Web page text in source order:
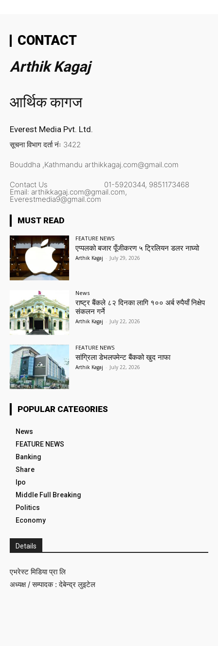
CONTACT
Arthik Kagaj
आर्थिक कागज
Everest Media Pvt. Ltd.
सूचना विभाग दर्ता नंः 3422
Bouddha ,Kathmandu arthikkagaj.com@gmail.com
Contact Us 01-5920344, 9851173468
Email: arthikkagaj.com@gmail.com,
Everestmedia9@gmail.com
MUST READ
FEATURE NEWS
एप्पलको बजार पूँजीकरण ५ ट्रिलियन डलर नाघ्यो
Arthik Kagaj - July 29, 2026
News
राष्ट्र बैंकले ८२ दिनका लागि १०० अर्ब रुपैयाँ निक्षेप
संकलन गर्ने
Arthik Kagaj - July 22, 2026
FEATURE NEWS
सांग्रिला डेभलपमेन्ट बैंकको खुद नाफा
Arthik Kagaj - July 22, 2026
POPULAR CATEGORIES
News
FEATURE NEWS
Banking
Share
Ipo
Middle Full Breaking
Politics
Economy
Details
एभरेस्ट मिडिया प्रा लि
अध्यक्ष / सम्पादक : देबेन्द्र लुइटेल